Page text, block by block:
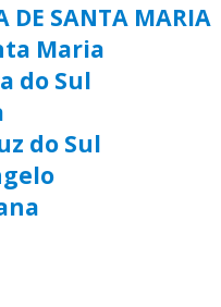
DE SANTA MARIA
Maria
do Sul
do Sul